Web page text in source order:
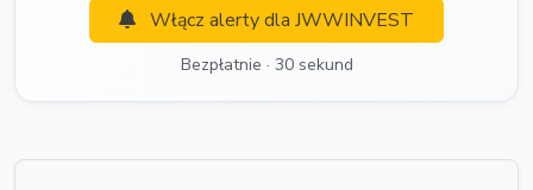
Włącz alerty dla JWWINVEST
Bezpłatnie · 30 sekund